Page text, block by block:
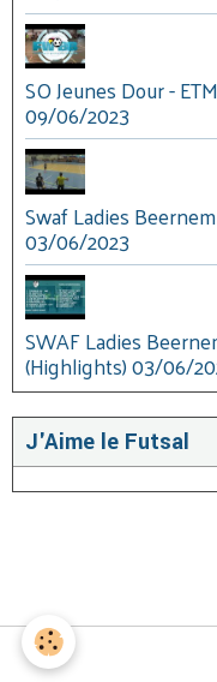
SO Jeunes Dour -
09/06/2023
Swaf Ladies
03/06/2023
SWAF Ladies
(Highlights) 03/06/
J'Aime le Futsal